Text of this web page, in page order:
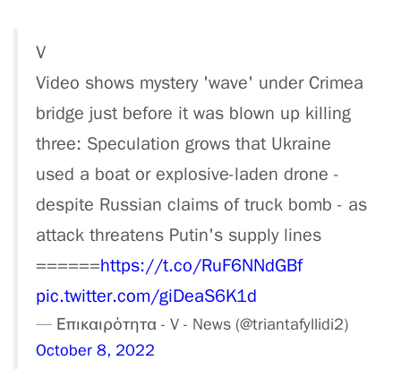
V
Video shows mystery 'wave' under Crimea
bridge just before it was blown up killing
three: Speculation grows that Ukraine
used a boat or explosive-laden drone -
despite Russian claims of truck bomb - as
attack threatens Putin's supply lines
======https://t.co/RuF6NNdGBf
pic.twitter.com/giDeaS6K1d
— Επικαιρότητα - V - News (@triantafyllidi2)
October 8, 2022